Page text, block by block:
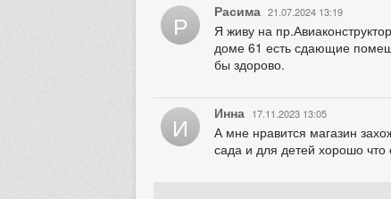
Р Расима 21.07.2024 13:19
Я живу на
доме 61 есть сдающие
бы здорово.
И Инна 17.11.2023 13:05
А мне нравится магазин
сада и для детей хорошо что